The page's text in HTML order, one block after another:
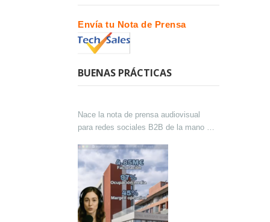
Envía tu Nota de Prensa
BUENAS PRÁCTICAS
Nace la nota de prensa audiovisual
para redes sociales B2B de la mano de